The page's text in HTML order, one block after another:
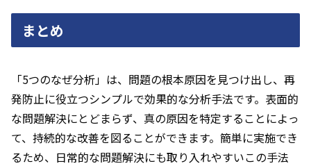
まとめ
「5つのなぜ分析」は、問題の根本原因を見つけ出し、再
発防止に役立つシンプルで効果的な分析手法です。表面的
な問題解決にとどまらず、真の原因を特定することによっ
て、持続的な改善を図ることができます。簡単に実施でき
るため、日常的な問題解決にも取り入れやすいこの手法